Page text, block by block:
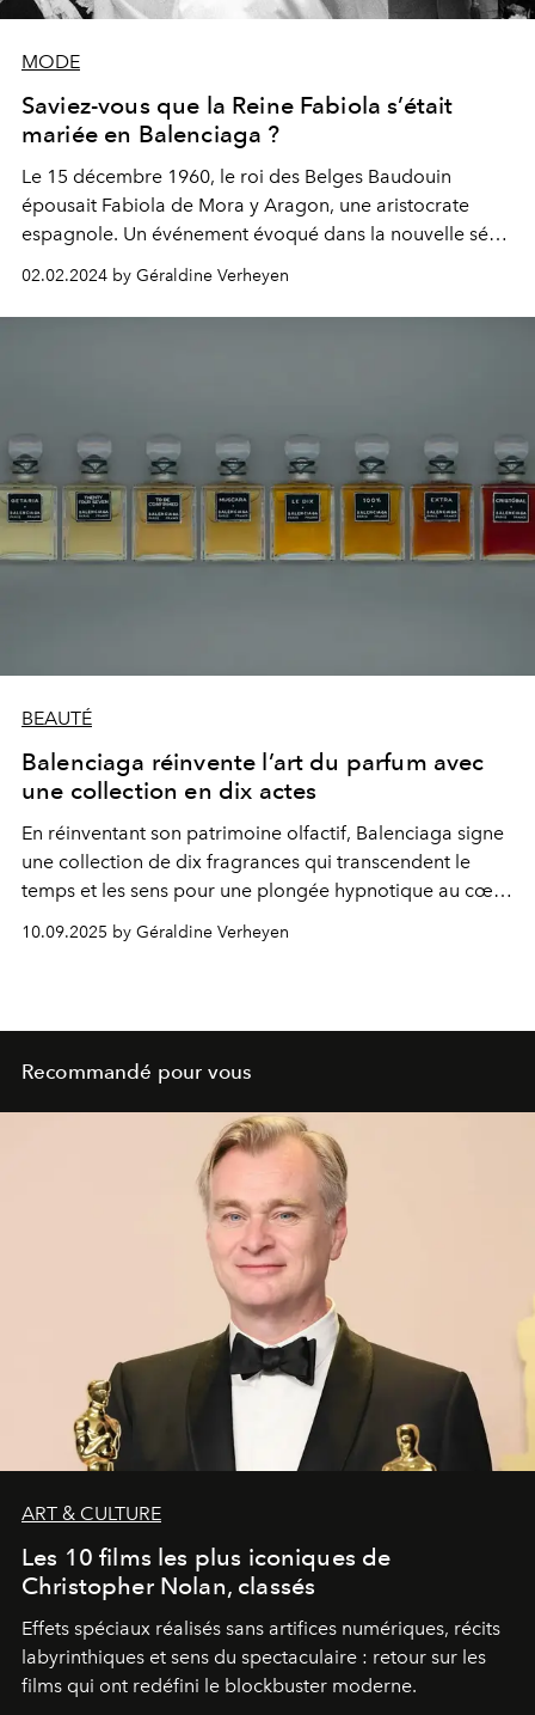
MODE
Saviez-vous que la Reine Fabiola s’était
mariée en Balenciaga ?
Le 15 décembre 1960, le roi des Belges Baudouin
épousait Fabiola de Mora y Aragon, une aristocrate
espagnole. Un événement évoqué dans la nouvelle série
Disney+ consacrée au créateur Cristóbal Balenciaga, où
l’on apprend notamment que la future reine portait une
robe de mariée royale signée du styliste.
02.02.2024 by Géraldine Verheyen
BEAUTÉ
Balenciaga réinvente l’art du parfum avec
une collection en dix actes
En réinventant son patrimoine olfactif, Balenciaga signe
une collection de dix fragrances qui transcendent le
temps et les sens pour une plongée hypnotique au cœur
de l’ADN de la Maison, où héritage et futur
s’embrassent.
10.09.2025 by Géraldine Verheyen
Recommandé pour vous
ART & CULTURE
Les 10 films les plus iconiques de
Christopher Nolan, classés
Effets spéciaux réalisés sans artifices numériques, récits
labyrinthiques et sens du spectaculaire : retour sur les
films qui ont redéfini le blockbuster moderne.